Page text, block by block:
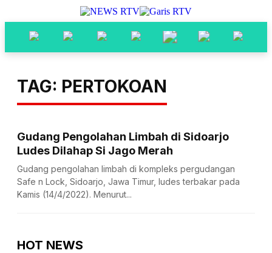
TAG: PERTOKOAN
Gudang Pengolahan Limbah di Sidoarjo
Ludes Dilahap Si Jago Merah
Gudang pengolahan limbah di kompleks pergudangan
Safe n Lock, Sidoarjo, Jawa Timur, ludes terbakar pada
Kamis (14/4/2022). Menurut...
HOT NEWS